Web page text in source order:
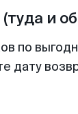
(туда и
по
дату